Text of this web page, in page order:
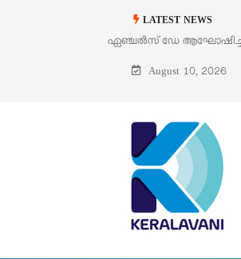
LATEST NEWS
ഏഞ്ചൽസ് ഡേ ആഘോഷിച്ചു
August 10, 2026